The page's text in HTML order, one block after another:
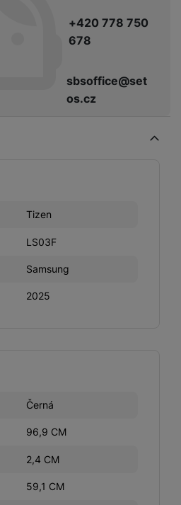
+420 778 750
678
sbsoffice@set
os.cz
Tizen
LS03F
Samsung
2025
Černá
96,9 CM
2,4 CM
59,1 CM